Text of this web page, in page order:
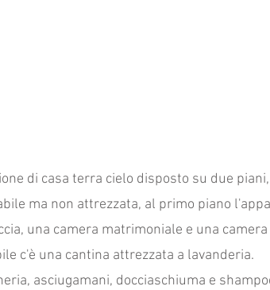
di casa terra cielo disposto su due
ma non attrezzata, al primo piano
una camera matrimoniale e una
c'è una cantina attrezzata a lavanderia.
asciugamani, docciaschiuma e